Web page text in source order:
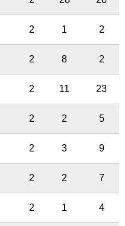
2 1 2
2 8 2
2 11 23
2 2 5
2 3 9
2 2 7
2 1 4